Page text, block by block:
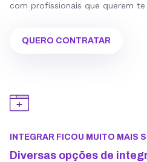
com profissionais que querem te
QUERO CONTRATAR
INTEGRAR FICOU MUITO MAIS
Diversas opções de